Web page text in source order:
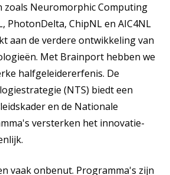
zoals Neuromorphic Computing
PhotonDelta, ChipNL en AIC4NL
aan de verdere ontwikkeling van
Met Brainport hebben we
halfgeleidererfenis. De
(NTS) biedt een
en de Nationale
versterken het innovatie-
vaak onbenut. Programma's zijn